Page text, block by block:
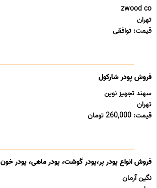
zwood co
تهران
قیمت: توافقی
فروش پودر شارکول
سهند تجهیز نوین
تهران
قیمت: 260,000 تومان
فروش انواع پودر پر،پودر گوشت، پودر ماهی، پودر خون
نگین آرمان